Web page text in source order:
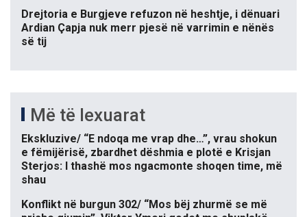
Drejtoria e Burgjeve refuzon në heshtje, i dënuari
Ardian Çapja nuk merr pjesë në varrimin e nënës
së tij
Më të lexuarat
Ekskluzive/ “E ndoqa me vrap dhe…”, vrau shokun
e fëmijërisë, zbardhet dëshmia e plotë e Krisjan
Sterjos: I thashë mos ngacmonte shoqen time, më
shau
Konflikt në burgun 302/ “Mos bëj zhurmë se më